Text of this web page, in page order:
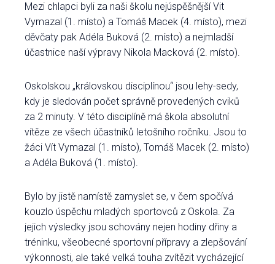
Mezi chlapci byli za naši školu nejúspěšnější Vit
Vymazal (1. místo) a Tomáš Macek (4. místo), mezi
děvčaty pak Adéla Buková (2. místo) a nejmladší
účastnice naší výpravy Nikola Macková (2. místo).
Oskolskou „královskou disciplínou“ jsou lehy-sedy,
kdy je sledován počet správně provedených cviků
za 2 minuty. V této disciplíně má škola absolutní
vítěze ze všech účastníků letošního ročníku. Jsou to
žáci Vít Vymazal (1. místo), Tomáš Macek (2. místo)
a Adéla Buková (1. místo).
Bylo by jistě namístě zamyslet se, v čem spočívá
kouzlo úspěchu mladých sportovců z Oskola. Za
jejich výsledky jsou schovány nejen hodiny dřiny a
tréninku, všeobecné sportovní přípravy a zlepšování
výkonnosti, ale také velká touha zvítězit vycházející